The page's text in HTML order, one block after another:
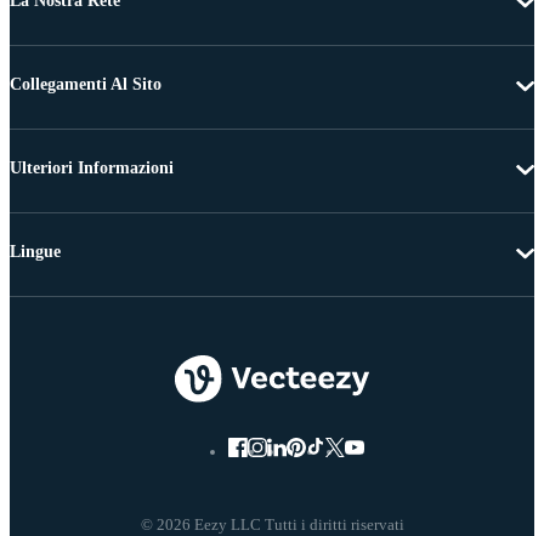
Collegamenti Al Sito
Ulteriori Informazioni
© 2026 Eezy LLC Tutti i diritti riservati
Lingue